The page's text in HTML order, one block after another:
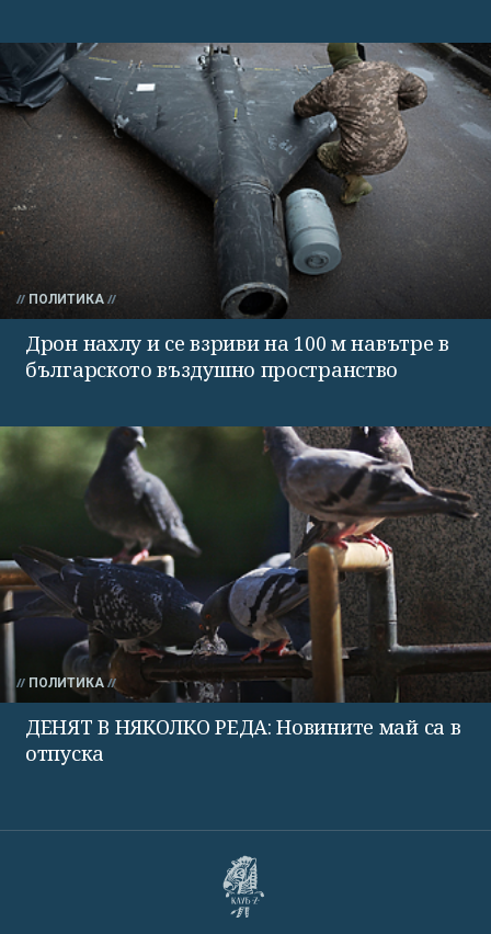
ПОЛИТИКА
Дрон нахлу и се взриви на 100 м навътре в
българското въздушно пространство
ПОЛИТИКА
ДЕНЯТ В НЯКОЛКО РЕДА: Новините май са в
отпуска